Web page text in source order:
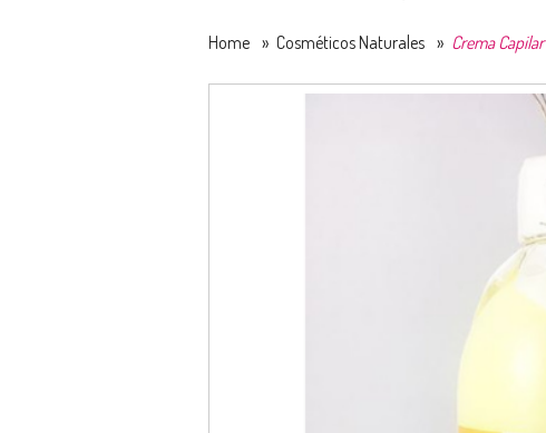
Home » Cosméticos Naturales » Crema